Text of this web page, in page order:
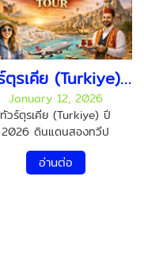
ทัวร์ตุรเคีย (Turkiye) ดินแดนสองทวีป เสน่ห์ครบ วัฒนธรรม อารยธรรม และ ธรรมชาติระดับโลก
January 12, 2026
ทัวร์ตุรเคีย (Turkiye) ปี
2026 ดินแดนสองทวีป
เสน่ห์ครบ วัฒนธรรม
อารยธรรม และธรรมชาติ
อ่านต่อ